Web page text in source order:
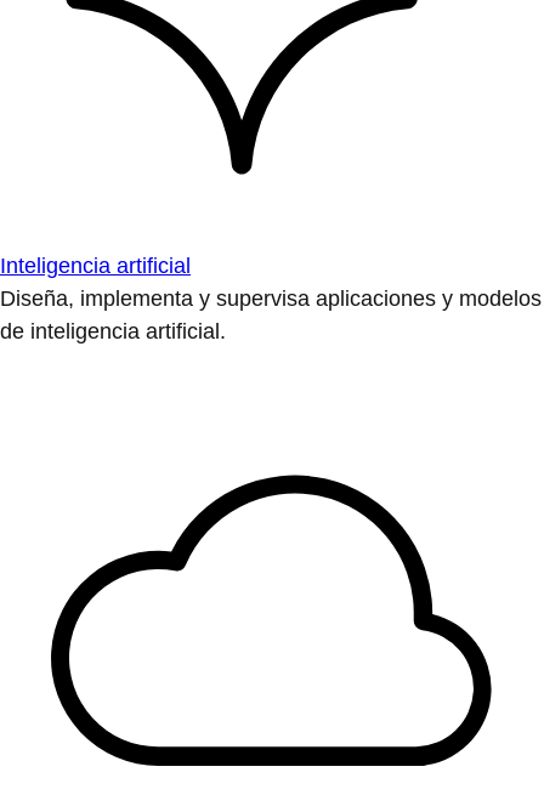
Inteligencia artificial
Diseña, implementa y supervisa aplicaciones y modelos
de inteligencia artificial.